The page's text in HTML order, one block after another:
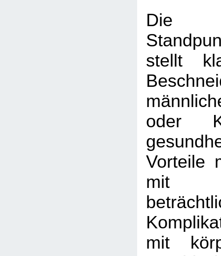
Die
stellt
oder
Vorteile
mit
mit